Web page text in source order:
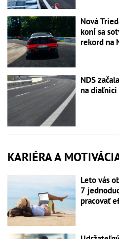
Nová
koní sa
rekord na
NDS
na diaľnici
KARIÉRA A
Leto vás
7
pracovať